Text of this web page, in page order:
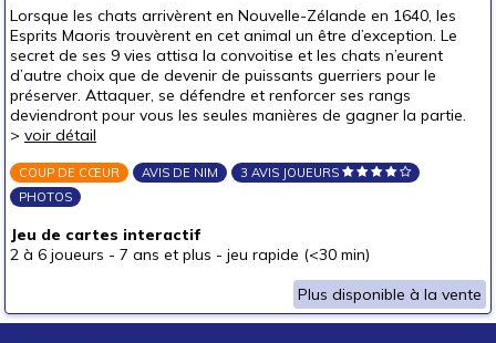
Lorsque les chats arrivèrent en Nouvelle-Zélande en 1640, les
Esprits Maoris trouvèrent en cet animal un être d’exception. Le
secret de ses 9 vies attisa la convoitise et les chats n’eurent
d’autre choix que de devenir de puissants guerriers pour le
préserver. Attaquer, se défendre et renforcer ses rangs
deviendront pour vous les seules manières de gagner la partie.
> voir détail
COUP DE CŒUR AVIS DE NIM
3 AVIS JOUEURS
PHOTOS
Jeu de cartes interactif
2 à 6 joueurs - 7 ans et plus - jeu rapide (<30 min)
Plus disponible à la vente